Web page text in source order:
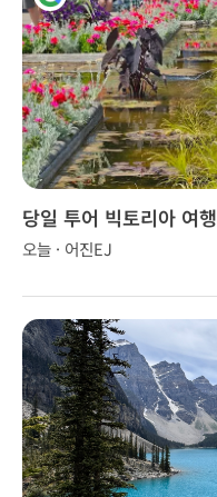
당일 투어 빅토리아 여행
오늘 · 어진EJ